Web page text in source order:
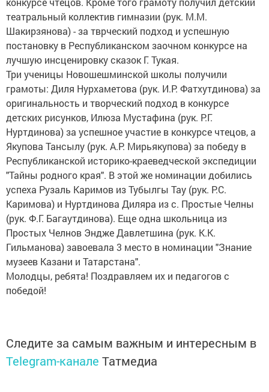
театральный коллектив гимназии (рук. М.М.
Шакирзянова) - за тврческий подход и успешную
постановку в Республиканском заочном конкурсе на
лучшую инсценировку сказок Г. Тукая.
Три ученицы Новошешминской школы получили
грамоты: Диля Нурхаметова (рук. И.Р. Фатхутдинова) за
оригинальность и творческий подход в конкурсе
детских рисунков, Илюза Мустафина (рук. Р.Г.
Нуртдинова) за успешное участие в конкурсе чтецов, а
Якупова Тансылу (рук. А.Р. Мирьякупова) за победу в
Республиканской историко-краеведческой экспедиции
"Тайны родного края". В этой же номинации добились
успеха Рузаль Каримов из Тубылгы Тау (рук. Р.С.
Каримова) и Нуртдинова Диляра из с. Простые Челны
(рук. Ф.Г. Багаутдинова). Еще одна школьница из
Простых Челнов Эндже Давлетшина (рук. К.К.
Гильманова) завоевала 3 место в номинации "Знание
музеев Казани и Татарстана".
Молодцы, ребята! Поздравляем их и педагогов с
победой!
Следите за самым важным и интересным в
Telegram-канале Татмедиа